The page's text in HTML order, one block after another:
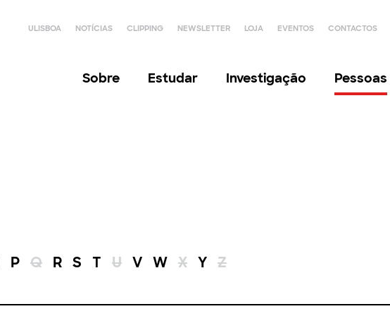
ULISBOA NOTÍCIAS CLIPPING NEWSLETTER LOJA EVENTOS CONTACTOS
Sobre Estudar Investigação Pessoas
P Q R S T U V W X Y Z